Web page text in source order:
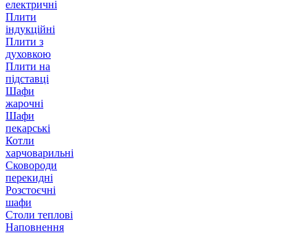
електричні
Плити
індукційні
Плити з
духовкою
Плити на
підставці
Шафи
жарочні
Шафи
пекарські
Котли
харчоварильні
Сковороди
перекидні
Розстоєчні
шафи
Столи теплові
Наповнення